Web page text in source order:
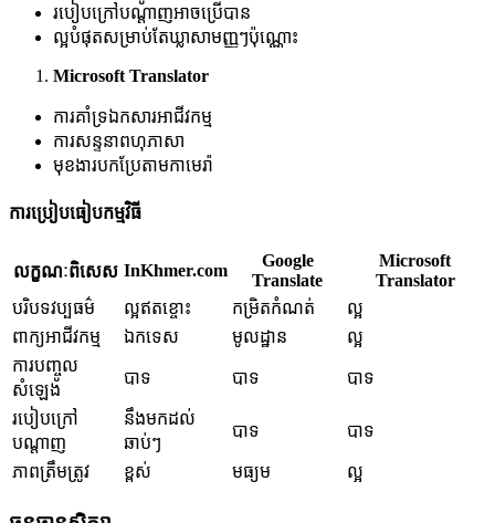
របៀបក្រៅបណ្តាញអាចប្រើបាន
ល្អបំផុតសម្រាប់តែឃ្លាសាមញ្ញៗប៉ុណ្ណោះ
Microsoft Translator
ការគាំទ្រឯកសារអាជីវកម្ម
ការសន្ទនាពហុភាសា
មុខងារបកប្រែតាមកាមេរ៉ា
ការប្រៀបធៀបកម្មវិធី
លក្ខណៈពិសេស InKhmer.com
Google
Translate
Microsoft
Translator
បរិបទវប្បធម៌
ល្អឥតខ្ចោះ កម្រិតកំណត់
ល្អ
ពាក្យអាជីវកម្ម
ឯកទេស មូលដ្ឋាន
ល្អ
ការបញ្ចូល
សំឡេង
បាទ បាទ បាទ
របៀបក្រៅ
បណ្តាញ
នឹងមកដល់
ឆាប់ៗ
បាទ បាទ
ភាពត្រឹមត្រូវ ខ្ពស់ មធ្យម ល្អ